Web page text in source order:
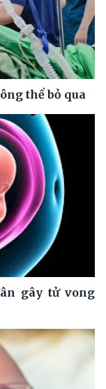
thể bỏ qua
gây tử vong